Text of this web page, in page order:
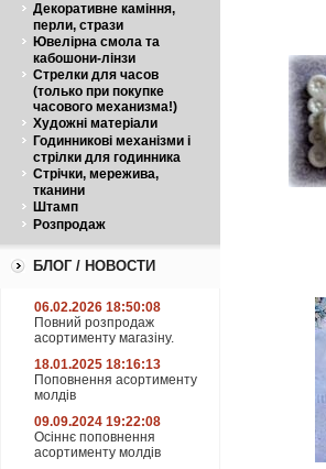
Декоративне каміння,
перли, стрази
Ювелірна смола та
кабошони-лінзи
Стрелки для часов
(только при покупке
часового механизма!)
Художні матеріали
Годинникові механізми і
стрілки для годинника
Стрічки, мережива,
тканини
Штамп
Розпродаж
БЛОГ / НОВОСТИ
06.02.2026 18:50:08
Повний розпродаж
асортименту магазіну.
18.01.2025 18:16:13
Поповнення асортименту
молдів
09.09.2024 19:22:08
Осіннє поповнення
асортименту молдів